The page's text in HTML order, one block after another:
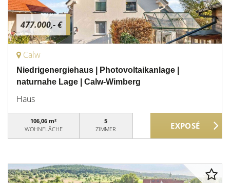
477.000,- €
Calw
Niedrigenergiehaus | Photovoltaikanlage |
naturnahe Lage | Calw-Wimberg
Haus
106,06 m²
WOHNFLÄCHE
5
ZIMMER